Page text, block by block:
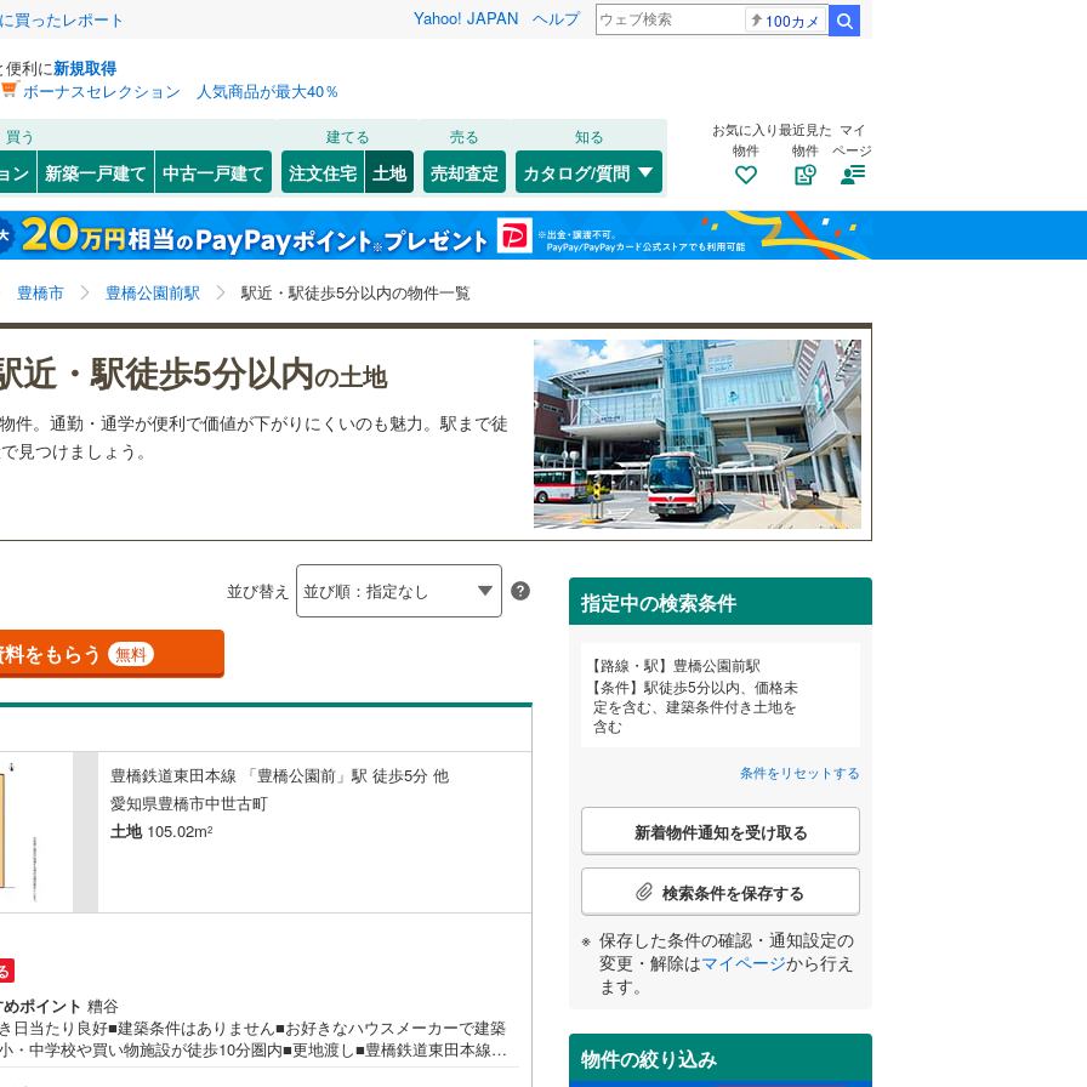
買ったレポート Yahoo! JAPAN ヘルプ 100カメ
便利に新規取得
ボーナスセレクション 人気商品が最大40％
買う
ン 新築一戸建て 中古一戸建て
建てる
注文住宅 土地
売る
売却査定
知る
カタログ/質問
お気に入り
物件
最近見た
物件
マイ
ページ
豊橋市 豊橋公園前駅 駅近・駅徒歩5分以内の物件一覧
近・駅徒歩5分以内の土地
件。通勤・通学が便利で価値が下がりにくいのも魅力。駅まで徒
見つけましょう。
並び替え
をもらう 無料
豊橋鉄道東田本線 「豊橋公園前」駅 徒歩5分 他
愛知県豊橋市中世古町
土地105.02m2
ポイント 糟谷
日当たり良好■建築条件はありません■お好きなハウスメーカーで建築
・中学校や買い物施設が徒歩10分圏内■更地渡し■豊橋鉄道東田本線
指定中の検索条件
路線・駅
豊橋公園前駅
条件
駅徒歩5分以内、価格未
定を含む、建築条件付き土地を
含む
条件をリセットする
こ
検
条
件
受
け
新着物件通知を受け取る
検索条件を保存する
保存した条件の確認・通知設定の
変更・解除はマイページから行え
ます。
物件の絞り込み
岩手 宮城 秋田 山形 福島
神奈川 埼玉 千葉 茨城
長野 富山 石川
岐阜 静岡 三重
和歌山
島根 岡山 広島 山口
高知
佐賀 長崎 鹿児島 沖縄
この条件で検索する 条件をリセットする
この条件で検索する 条件をリセットする
この条件で検索する 条件をリセットする
) 札沼線(0) 千歳線(0)
室蘭本線(0) 日高本線(0)
) 富良野線(0) 宗谷本線(0)
釧網本線(0)
水郡線(0) 川越線(7)
上越線(0) 吾妻線(1)
水戸線(0 ) 日光線(4)
仙石線(12)
大船渡線(0)
釜石線(0)
花輪線 (0) 八戸線(0)
陸羽西線(0)
左沢線
五能線(0)
信越本線(2)
弥彦線(0)
ン（宇都宮～逗子）
湘南新宿ライン（前橋～小田原）
総武本線(40)
京葉線(3
鹿島線(0) 久留里線(7)
山手線(69)
この条件で検索する 条件をリセットする
(2) (1) (3) ( 10) (14) (12) (8) (12) (7)
この条件で検索する 条件をリセットする
ち方、日当たり
（1） 角地（0） 南道路（1）
） 整形地（1） 古家あり（0）
約、入居関連など
1） 第一種低層住居専用地域
小学校まで1km以内（2）
IT重説可（0 ）
対応とは？
この条件で検索する 条件をリセットする
検索条件を保存しました
この検索条件の新着物件通知は、 マイページから設定できます。
保存した条件を見る
豊橋公園前駅、駅徒歩5分以内、価格未定を含む、建築
条件付き土地を含む
検索条件を保存する
閉じる お気に入りリストを見る
閉じる
閉じる お気に入りリストを見る
閉じる